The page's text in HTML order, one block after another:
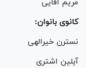
مریم آقایی
کانوی بانوان:
نسترن خیرالهی
آیلین اشتری